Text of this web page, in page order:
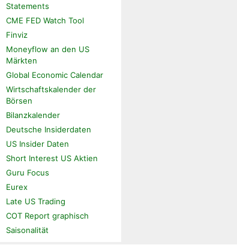
Statements
CME FED Watch Tool
Finviz
Moneyflow an den US
Märkten
Global Economic Calendar
Wirtschaftskalender der
Börsen
Bilanzkalender
Deutsche Insiderdaten
US Insider Daten
Short Interest US Aktien
Guru Focus
Eurex
Late US Trading
COT Report graphisch
Saisonalität